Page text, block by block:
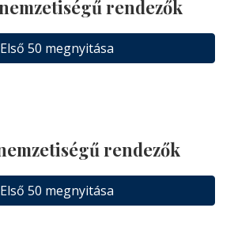
rendezők
Első 50 megnyitása
rendezők
Első 50 megnyitása